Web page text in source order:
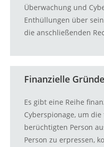
Überwachung und
Enthüllungen über
die anschließenden
Finanzielle
Es gibt eine Reihe
Cyberspionage, um
berüchtigten Person
Person zu erpressen,